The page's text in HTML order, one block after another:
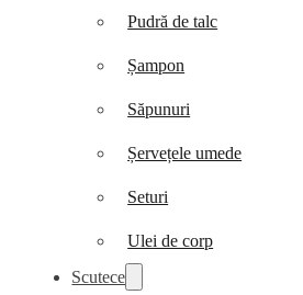
Pudră de talc
Șampon
Săpunuri
Șervețele umede
Seturi
Ulei de corp
Scutece